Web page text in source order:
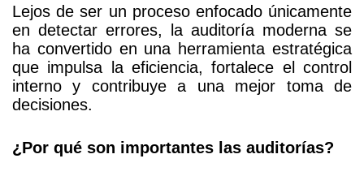
Lejos de ser un proceso enfocado únicamente
en detectar errores, la auditoría moderna se
ha convertido en una herramienta estratégica
que impulsa la eficiencia, fortalece el control
interno y contribuye a una mejor toma de
decisiones.
¿Por qué son importantes las auditorías?